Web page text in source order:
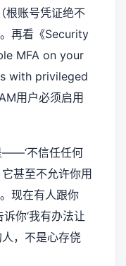
账号凭证绝不
再看《Security
MFA on your
with privileged
用户必须启用
——‘不信任任何
甚至不允许你用
现在有人跟你
你‘我有办法让
，不是心存侥